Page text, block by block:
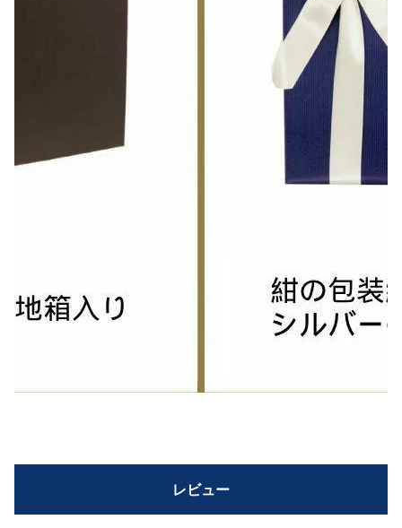
レビュー